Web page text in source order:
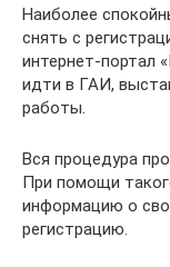
Наиболее
снять с
интернет-портал
идти в ГАИ,
работы.
Вся процедура
При помощи
информацию о
регистрацию.